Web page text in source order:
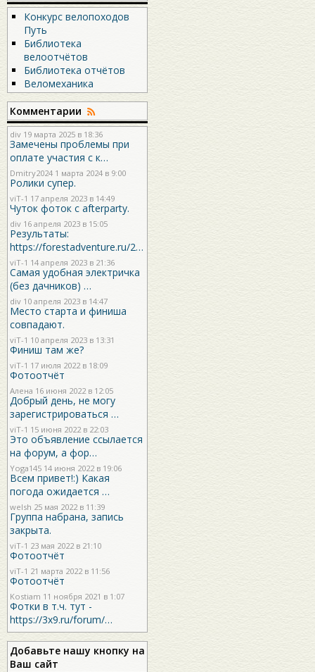
Конкурс велопоходов
Путь
Библиотека
велоотчётов
Библиотека отчётов
Веломеханика
Комментарии
div 19 марта 2025 в 18:36
Замечены проблемы при
оплате участия с к…
Dmitry2024 1 марта 2024 в 9:00
Ролики супер.
viT-1 17 апреля 2023 в 14:49
Чуток фоток с afterparty.
div 16 апреля 2023 в 15:05
Результаты:
https://forestadventure.ru/2…
viT-1 14 апреля 2023 в 21:36
Самая удобная электричка
(без дачников) …
div 10 апреля 2023 в 14:47
Место старта и финиша
совпадают.
viT-1 10 апреля 2023 в 13:31
Финиш там же?
viT-1 17 июля 2022 в 18:09
Фотоотчёт
Алена 16 июня 2022 в 12:05
Добрый день, не могу
зарегистрироваться …
viT-1 15 июня 2022 в 22:03
Это объявление ссылается
на форум, а фор…
Yoga145 14 июня 2022 в 19:06
Всем привет!:) Какая
погода ожидается …
welsh 25 мая 2022 в 11:39
Группа набрана, запись
закрыта.
viT-1 23 мая 2022 в 21:10
Фотоотчёт
viT-1 21 марта 2022 в 11:56
Фотоотчёт
Kostiam 11 ноября 2021 в 1:07
Фотки в т.ч. тут -
https://3x9.ru/forum/…
Добавьте нашу кнопку на
Ваш сайт